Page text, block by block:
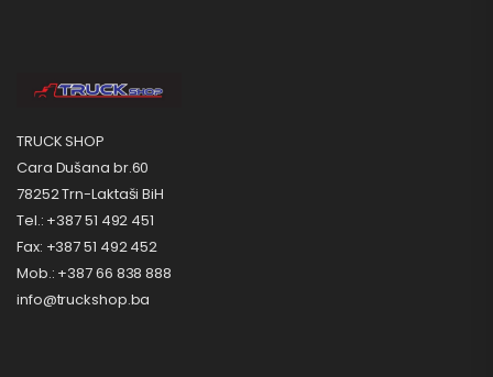
TRUCK SHOP
Cara Dušana br.60
78252 Trn-Laktaši BiH
Tel.: +387 51 492 451
Fax: +387 51 492 452
Mob.: +387 66 838 888
info@truckshop.ba